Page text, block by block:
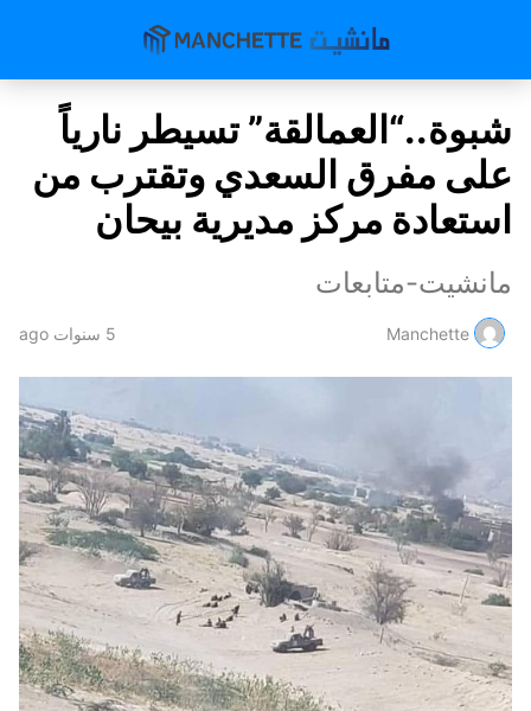
شبوة..“العمالقة” تسيطر نارياً
على مفرق السعدي وتقترب من
استعادة مركز مديرية بيحان
مانشيت-متابعات
Manchette 5 سنوات ago